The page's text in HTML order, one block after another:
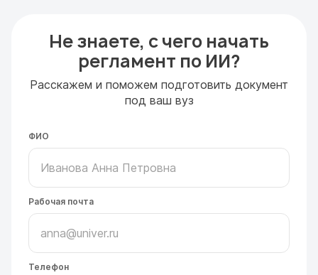
Не знаете, с чего начать
регламент по ИИ?
Расскажем и поможем подготовить документ
под ваш вуз
ФИО
Рабочая почта
Телефон